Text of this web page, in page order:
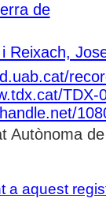
de
Reixach,
TDX-
Autònoma
a aquest